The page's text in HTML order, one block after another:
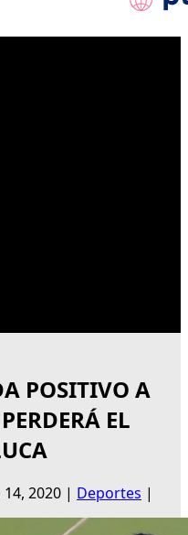
POSITIVO A
EL
2020 | Deportes |